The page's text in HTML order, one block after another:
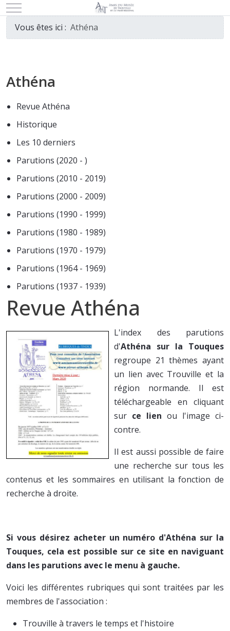
Mobile Menu Toggle
Vous êtes ici : Athéna
Athéna
Revue Athéna
Historique
Les 10 derniers
Parutions (2020 - )
Parutions (2010 - 2019)
Parutions (2000 - 2009)
Parutions (1990 - 1999)
Parutions (1980 - 1989)
Parutions (1970 - 1979)
Parutions (1964 - 1969)
Parutions (1937 - 1939)
Revue Athéna
L'index des parutions
d'Athéna sur la Touques
regroupe 21 thèmes ayant
un lien avec Trouville et la
région normande. Il est
téléchargeable en cliquant
sur ce lien ou l'image ci-
contre.
Il est aussi possible de faire
une recherche sur tous les
contenus et les sommaires en utilisant la fonction de
recherche à droite.
Si vous désirez acheter un numéro d'Athéna sur la
Touques, cela est possible sur ce site en naviguant
dans les parutions avec le menu à gauche.
Voici les différentes rubriques qui sont traitées par les
membres de l'association :
Trouville à travers le temps et l'histoire